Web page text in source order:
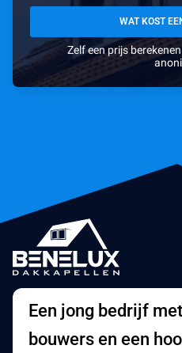
WAT KOST
Zelf een prijs
Een jong bedrijf
bouwers en een